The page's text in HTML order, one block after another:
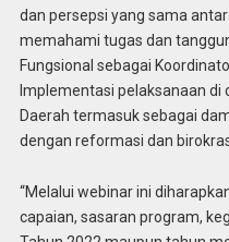
dan persepsi yang sama
memahami tugas dan
Fungsional sebagai
Implementasi pelaksanaan di
Daerah termasuk sebagai
dengan reformasi dan
“Melalui webinar ini
capaian, sasaran program,